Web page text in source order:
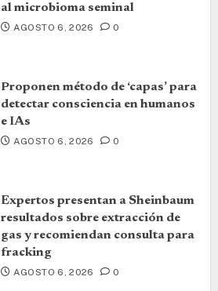
al microbioma seminal
AGOSTO 6, 2026 0
Proponen método de ‘capas’ para
detectar consciencia en humanos
e IAs
AGOSTO 6, 2026 0
Expertos presentan a Sheinbaum
resultados sobre extracción de
gas y recomiendan consulta para
fracking
AGOSTO 6, 2026 0